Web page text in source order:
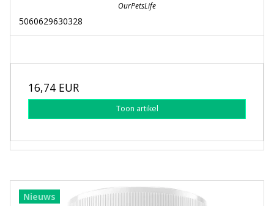
OurPetsLife
5060629630328
16,74 EUR
Toon artikel
Nieuws